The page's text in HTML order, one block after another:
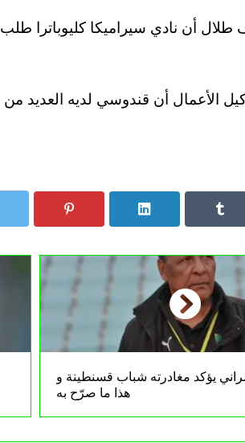
أن نادي سيراميكا كليوباترا
الأعمال أن قندوسي لديه العديد من
يؤكد مغادرته شباب قسنطينة و
هذا ما صرّح به